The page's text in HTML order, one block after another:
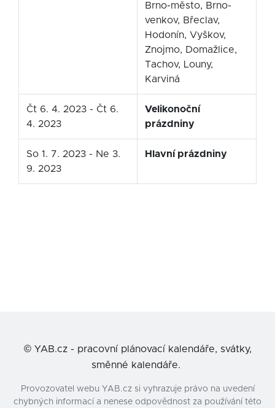
Brno-město, Brno-
venkov, Břeclav,
Hodonín, Vyškov,
Znojmo, Domažlice,
Tachov, Louny,
Karviná
Čt 6. 4. 2023 - Čt 6.
4. 2023
Velikonoční
prázdniny
So 1. 7. 2023 - Ne 3.
9. 2023
Hlavní prázdniny
© YAB.cz - pracovní plánovací kalendáře, svátky,
směnné kalendáře.
Provozovatel webu YAB.cz si vyhrazuje právo na uvedení
chybných informací a nenese odpovědnost za používání této